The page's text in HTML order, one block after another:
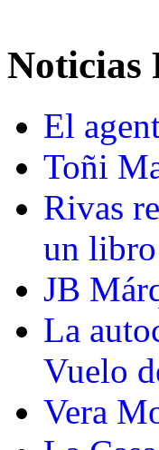
Noticias
El
Toñi
Rivas
un libro
JB
La
Vuelo
Vera